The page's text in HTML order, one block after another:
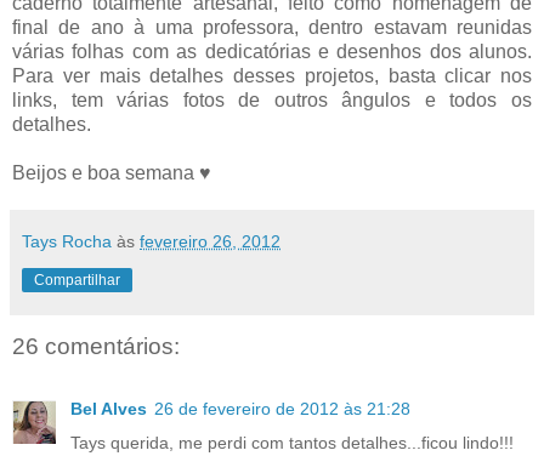
final de ano à uma professora, dentro estavam reunidas
várias folhas com as dedicatórias e desenhos dos alunos.
Para ver mais detalhes desses projetos, basta clicar nos
links, tem várias fotos de outros ângulos e todos os
detalhes.
Beijos e boa semana ♥
Tays Rocha às fevereiro 26, 2012
Compartilhar
26 comentários:
Bel Alves 26 de fevereiro de 2012 às 21:28
Tays querida, me perdi com tantos detalhes...ficou lindo!!!